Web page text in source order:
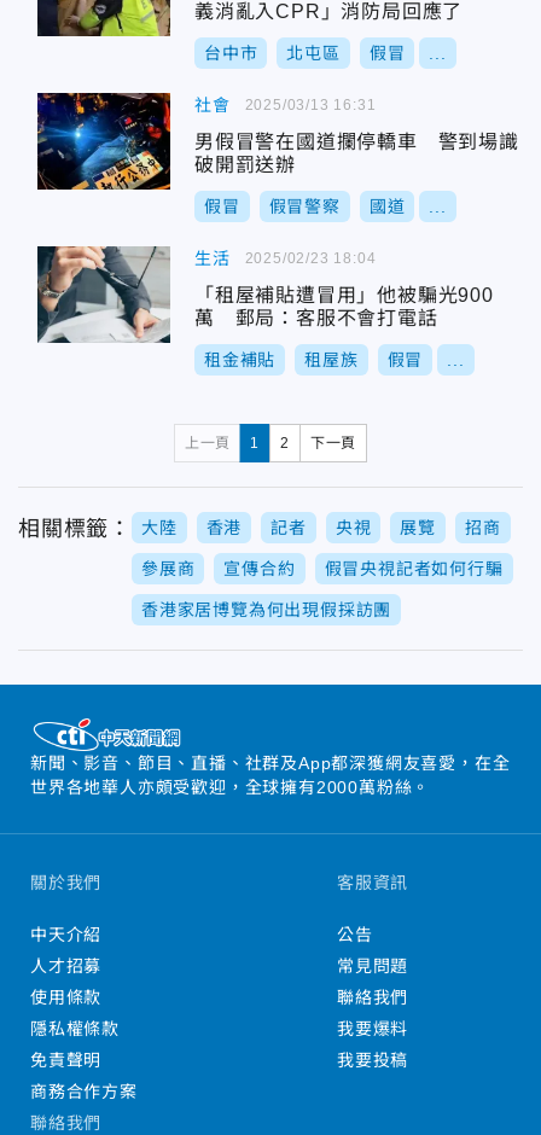
義消亂入CPR」消防局回應了
台中市 北屯區 假冒
社會
男假冒警在國道攔停轎車 警到場識
破開罰送辦
假冒 假冒警察 國道
2025/03/13 16:31
生活
「租屋補貼遭冒用」他被騙光900
萬 郵局：客服不會打電話
租金補貼 租屋族 假冒
2025/02/23 18:04
上一頁 1 2 下一頁
相關標籤： 大陸 香港 記者 央視 展覽 招商
參展商 宣傳合約 假冒央視記者如何行騙
香港家居博覽為何出現假採訪團
新聞、影音、節目、直播、社群及App都深獲網友喜愛，在全
世界各地華人亦頗受歡迎，全球擁有2000萬粉絲。
關於我們
中天介紹
人才招募
使用條款
隱私權條款
免責聲明
商務合作方案
客服資訊
公告
常見問題
聯絡我們
我要爆料
我要投稿
聯絡我們